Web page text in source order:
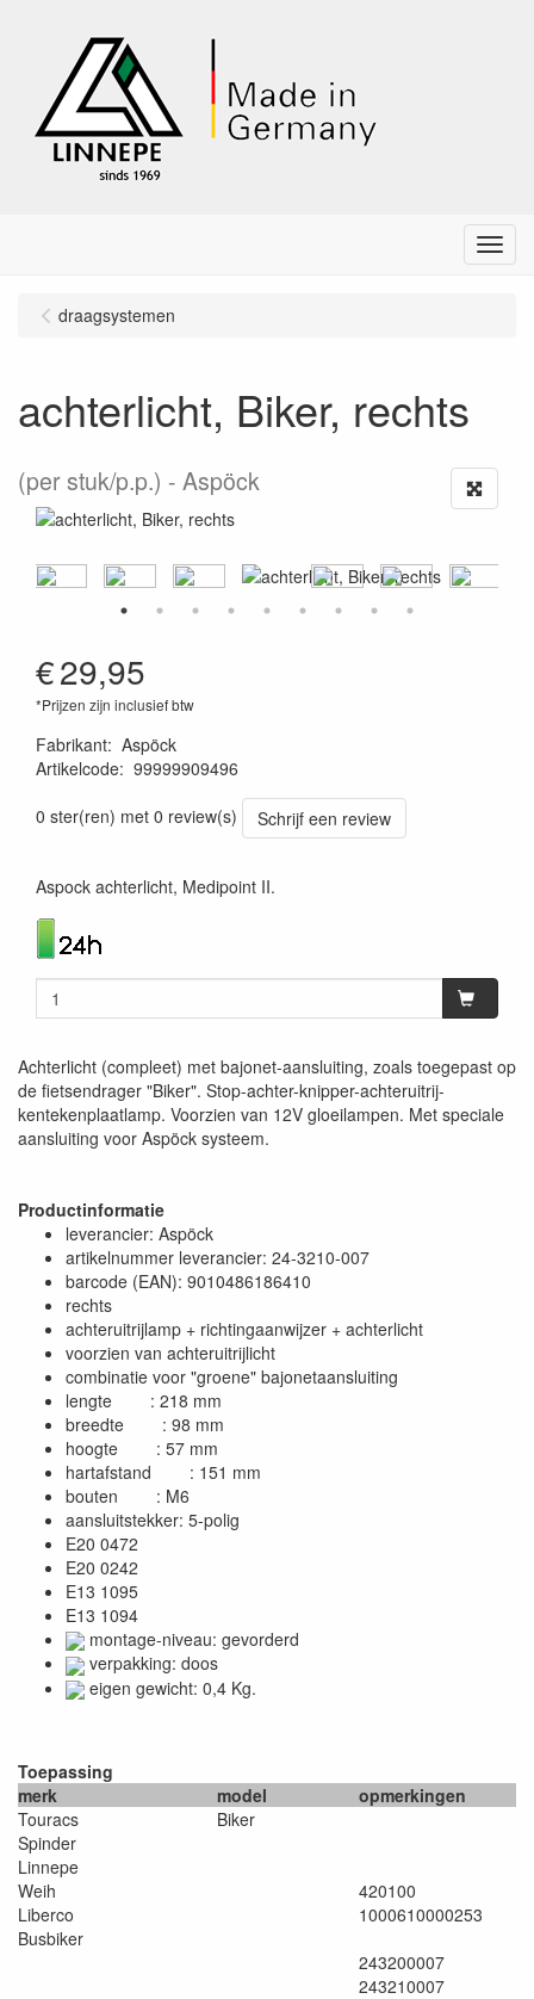
Menu
draagsystemen
achterlicht, Biker, rechts
(per stuk/p.p.) Aspöck
€29,95
*Prijzen zijn inclusief btw
Fabrikant: Aspöck
Artikelcode: 99999909496
0 ster(ren) met 0 review(s)
Schrijf een review
Aspock achterlicht, Medipoint II.
Achterlicht (compleet) met bajonet-aansluiting, zoals toegepast op
de fietsendrager "Biker". Stop-achter-knipper-achteruitrij-
kentekenplaatlamp. Voorzien van 12V gloeilampen. Met speciale
aansluiting voor Aspöck systeem.
Productinformatie
leverancier: Aspöck
artikelnummer leverancier: 24-3210-007
barcode (EAN): 9010486186410
rechts
achteruitrijlamp + richtingaanwijzer + achterlicht
voorzien van achteruitrijlicht
combinatie voor "groene" bajonetaansluiting
lengte : 218 mm
breedte : 98 mm
hoogte : 57 mm
hartafstand : 151 mm
bouten : M6
aansluitstekker: 5-polig
E20 0472
E20 0242
E13 1095
E13 1094
montage-niveau: gevorderd
verpakking: doos
eigen gewicht: 0,4 Kg.
Toepassing
merk
model
opmerkingen
Touracs
Biker
Spinder
Linnepe
Weih
420100
Liberco
1000610000253
Busbiker
243200007
243210007